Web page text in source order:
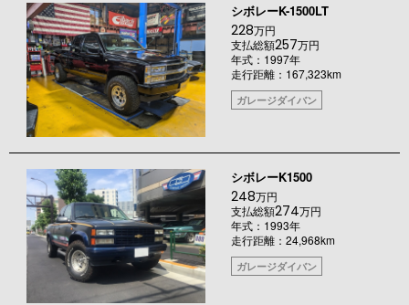
シボレーK-1500LT
228万円
支払総額257万円
年式：1997年
走行距離：167,323km
ガレージダイバン
シボレーK1500
248万円
支払総額274万円
年式：1993年
走行距離：24,968km
ガレージダイバン